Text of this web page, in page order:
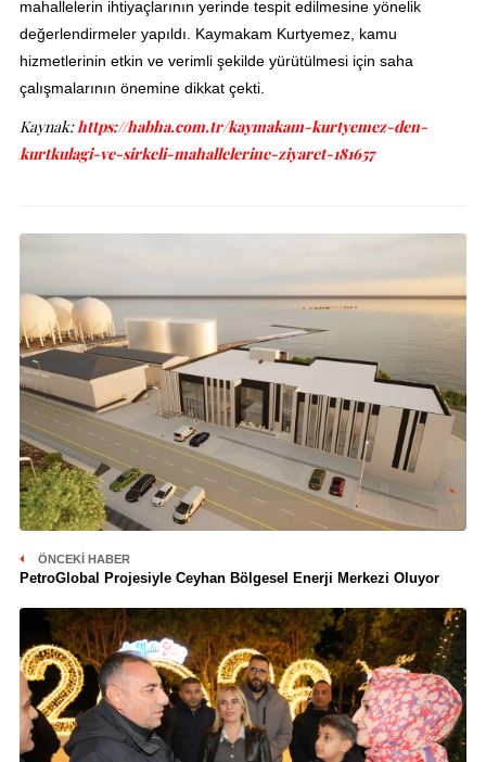
mahallelerin ihtiyaçlarının yerinde tespit edilmesine yönelik
değerlendirmeler yapıldı. Kaymakam Kurtyemez, kamu
hizmetlerinin etkin ve verimli şekilde yürütülmesi için saha
çalışmalarının önemine dikkat çekti.
Kaynak: https://habha.com.tr/kaymakam-kurtyemez-den-
kurtkulagi-ve-sirkeli-mahallelerine-ziyaret-181657
ÖNCEKI HABER
PetroGlobal Projesiyle Ceyhan Bölgesel Enerji Merkezi Oluyor